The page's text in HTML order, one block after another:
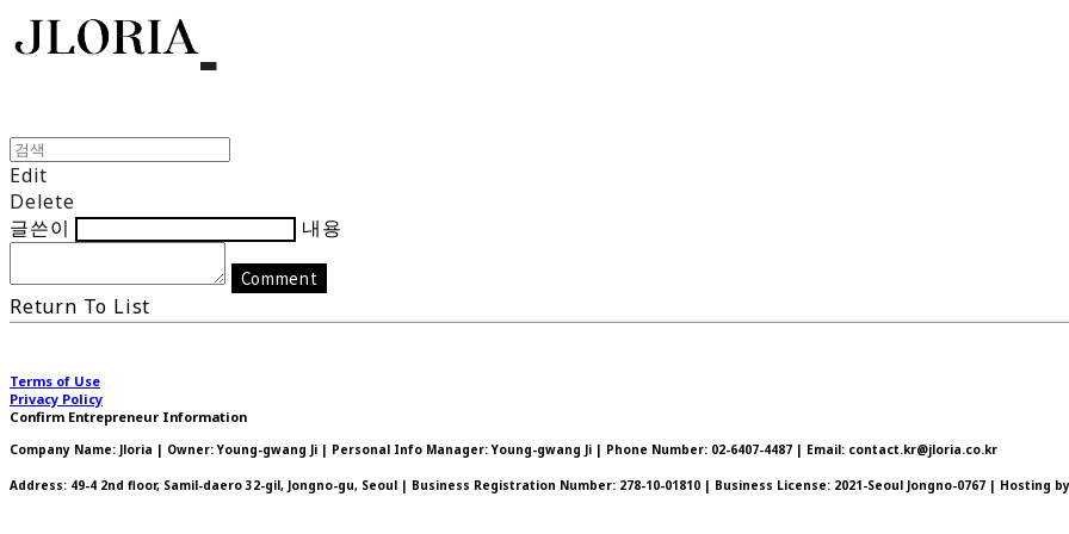
Edit
Delete
글쓴이
내용
Comment
Return To List
Terms of Use
Privacy Policy
Confirm Entrepreneur Information
Company Name: Jloria | Owner: Young-gwang Ji | Personal Info Manager: Young-gwang Ji | Phone Number: 02-6407-4487 | Email: contact.kr@jloria.co.kr
Address: 49-4 2nd floor, Samil-daero 32-gil, Jongno-gu, Seoul | Business Registration Number: 278-10-01810 | Business License: 2021-Seoul Jongno-0767 | Hosting